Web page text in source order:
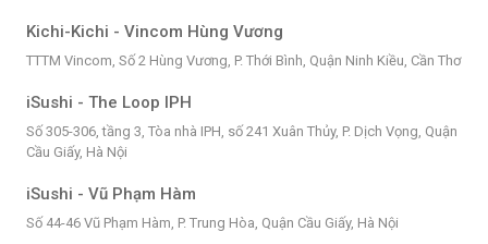
Kichi-Kichi - Vincom Hùng Vương
TTTM Vincom, Số 2 Hùng Vương, P. Thới Bình, Quận Ninh Kiều, Cần Thơ
iSushi - The Loop IPH
Số 305-306, tầng 3, Tòa nhà IPH, số 241 Xuân Thủy, P. Dịch Vọng, Quận
Cầu Giấy, Hà Nội
iSushi - Vũ Phạm Hàm
Số 44-46 Vũ Phạm Hàm, P. Trung Hòa, Quận Cầu Giấy, Hà Nội